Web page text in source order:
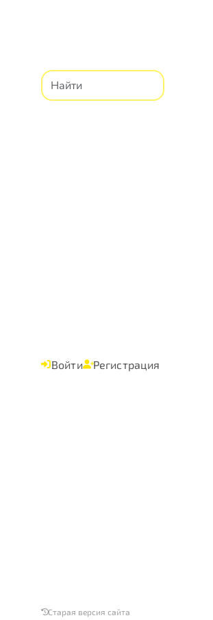
Войти Регистрация
Старая версия сайта